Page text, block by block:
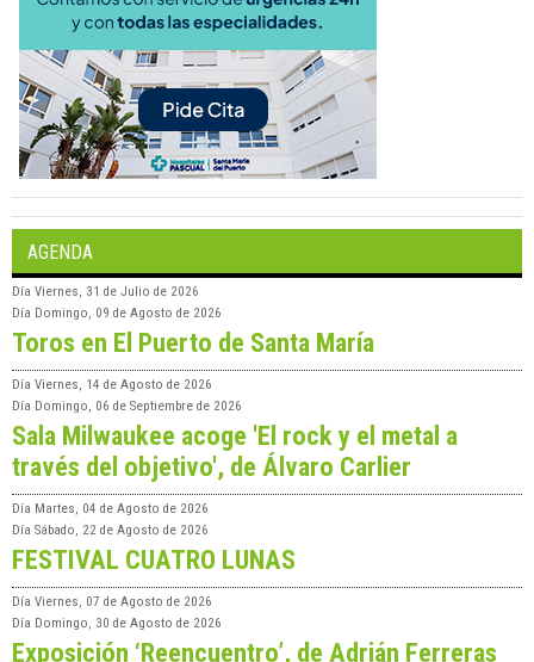
AGENDA
Día Viernes, 31 de Julio de 2026
Día Domingo, 09 de Agosto de 2026
Toros en El Puerto de Santa María
Día Viernes, 14 de Agosto de 2026
Día Domingo, 06 de Septiembre de 2026
Sala Milwaukee acoge 'El rock y el metal a
través del objetivo', de Álvaro Carlier
Día Martes, 04 de Agosto de 2026
Día Sábado, 22 de Agosto de 2026
FESTIVAL CUATRO LUNAS
Día Viernes, 07 de Agosto de 2026
Día Domingo, 30 de Agosto de 2026
Exposición ‘Reencuentro’, de Adrián Ferreras